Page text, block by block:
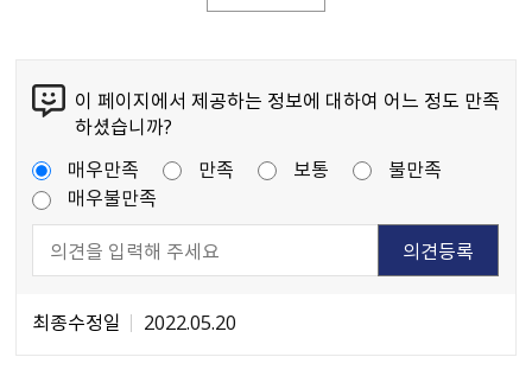
이 페이지에서 제공하는 정보에 대하여 어느 정도 만족
하셨습니까?
매우만족
만족 보통
불만족
매우불만족
최종수정일 2022.05.20